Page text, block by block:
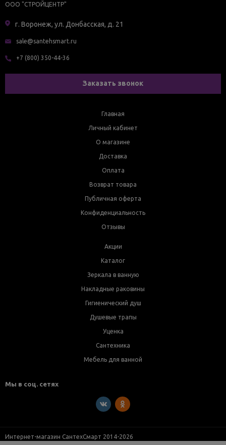
ООО "СТРОЙЦЕНТР"
г. Воронеж, ул. Донбасская, д. 21
sale@santehsmart.ru
+7 (800) 350-44-36
Заказать звонок
Главная
Личный кабинет
О магазине
Доставка
Оплата
Возврат товара
Публичная оферта
Конфиденциальность
Отзывы
Акции
Каталог
Зеркала в ванную
Накладные раковины
Гигиенический душ
Душевые трапы
Уценка
Сантехника
Мебель для ванной
Мы в соц. сетях
Интернет-магазин СантехСмарт 2014-2026